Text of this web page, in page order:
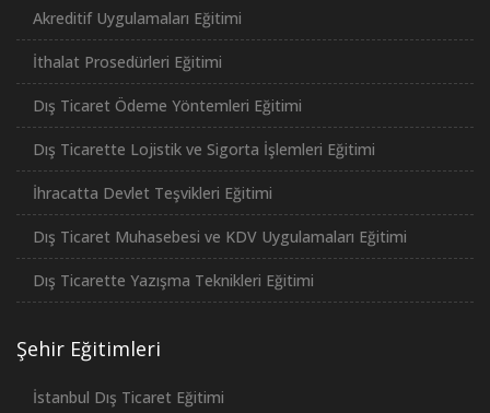
Akreditif Uygulamaları Eğitimi
İthalat Prosedürleri Eğitimi
Dış Ticaret Ödeme Yöntemleri Eğitimi
Dış Ticarette Lojistik ve Sigorta İşlemleri Eğitimi
İhracatta Devlet Teşvikleri Eğitimi
Dış Ticaret Muhasebesi ve KDV Uygulamaları Eğitimi
Dış Ticarette Yazışma Teknikleri Eğitimi
Şehir Eğitimleri
İstanbul Dış Ticaret Eğitimi